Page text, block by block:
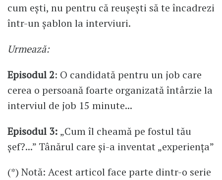
cum ești, nu pentru că reușești să te încadrezi
într-un șablon la interviuri.
Urmează:
Episodul 2: O candidată pentru un job care
cerea o persoană foarte organizată întârzie la
interviul de job 15 minute...
Episodul 3: „Cum îl cheamă pe fostul tău
șef?...” Tânărul care și-a inventat „experiența”
(*) Notă: Acest articol face parte dintr-o serie